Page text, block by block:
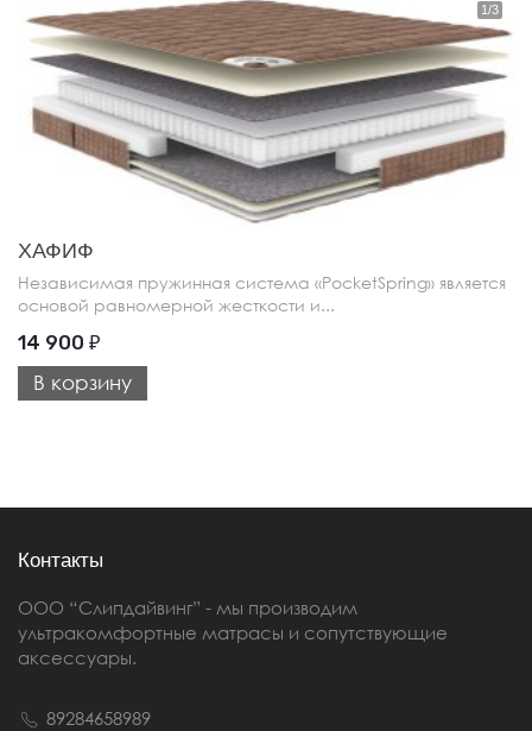
ХАФИФ
Независимая пружинная система «PocketSpring» является
основой равномерной жесткости и...
14 900 ₽
В корзину
Контакты
ООО “Слипдайвинг” - мы производим
ультракомфортные матрасы и сопутствующие
аксессуары.
89284658989